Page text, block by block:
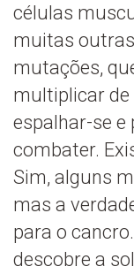
células
muitas
mutações,
multiplicar
espalhar-se
combater.
Sim, alguns
mas a
para o
descobre a